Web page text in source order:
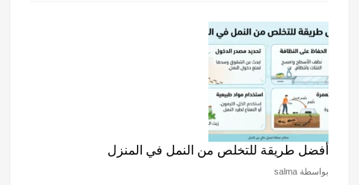
أفضل طريقة للتخلص من النمل في المنزل
بواسطة salma